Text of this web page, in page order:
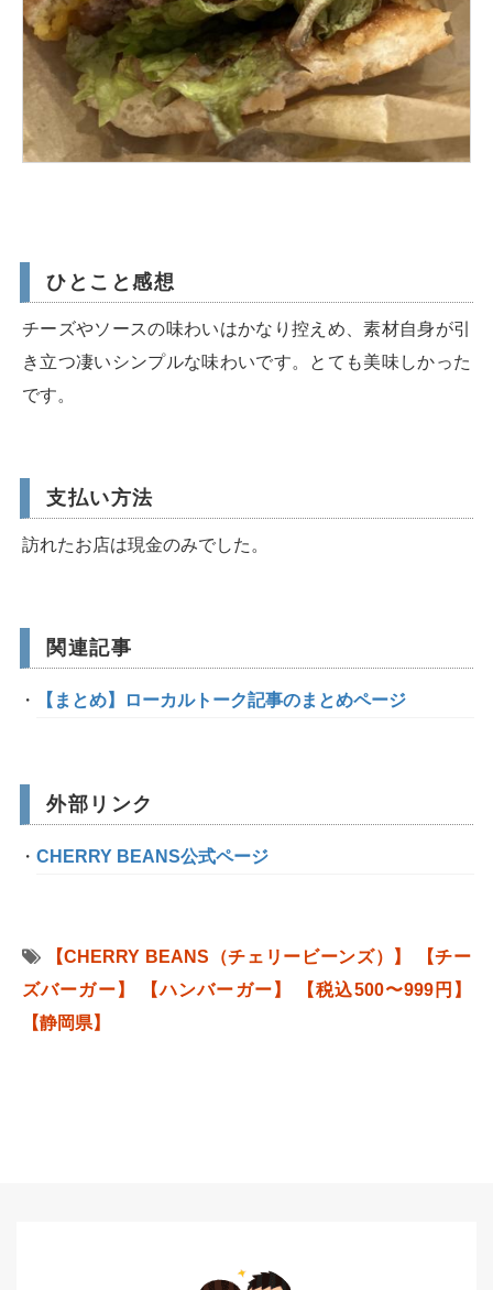
ひとこと感想
チーズやソースの味わいはかなり控えめ、素材自身が引
き立つ凄いシンプルな味わいです。とても美味しかった
です。
支払い方法
訪れたお店は現金のみでした。
関連記事
【まとめ】ローカルトーク記事のまとめページ
外部リンク
CHERRY BEANS公式ページ
【CHERRY BEANS（チェリービーンズ）】
【チー
ズバーガー】
【ハンバーガー】
【税込500〜999円】
【静岡県】